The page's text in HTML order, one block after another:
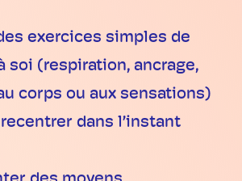
exercices simples de
soi (respiration, ancrage,
corps ou aux sensations)
dans l’instant